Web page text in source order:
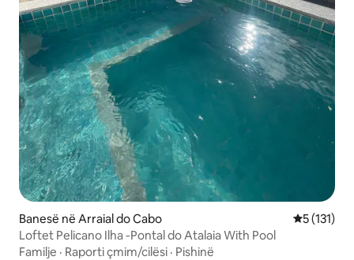
Banesë në Arraial do Cabo Vlerësimi
5 (131)
Loftet Pelicano Ilha -Pontal do Atalaia With Pool
Familje · Raporti çmim/cilësi · Pishinë